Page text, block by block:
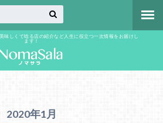
味しくて唸る店の紹介など人生に役立つ一次情報をお届けし
ます！
2020年1月